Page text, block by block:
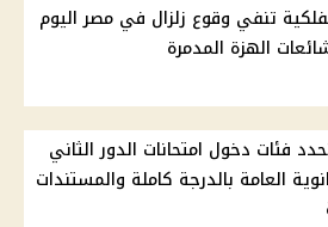
تنفي وقوع زلزال في مصر اليوم
الهزة المدمرة
فئات دخول امتحانات الدور الثاني
للثانوية العامة بالدرجة كاملة والمستندات